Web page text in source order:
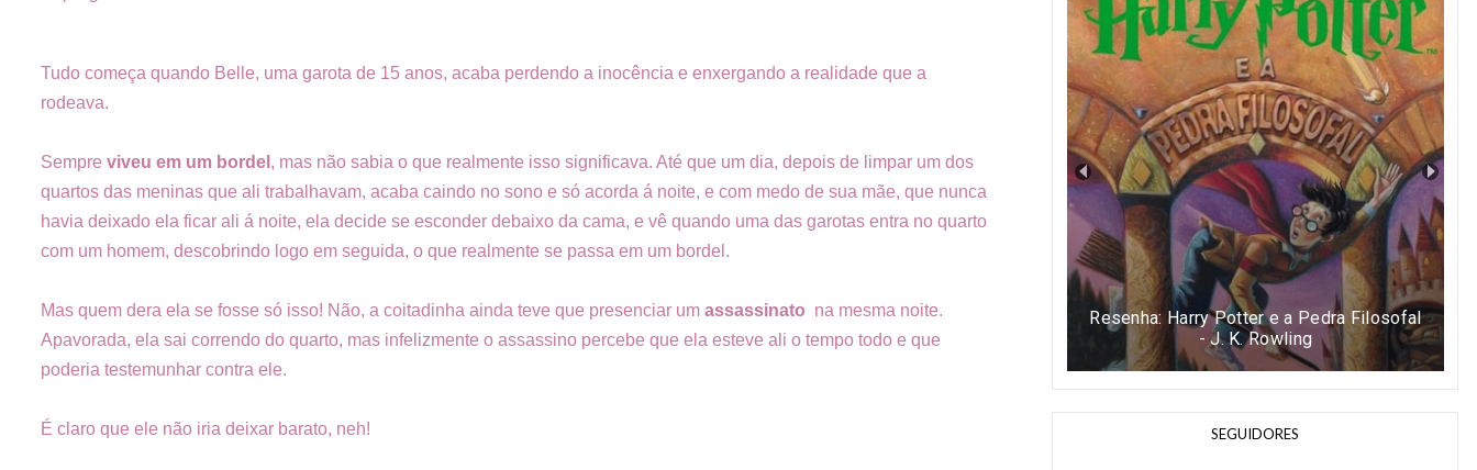
Tudo começa quando Belle, uma garota de 15 anos, acaba perdendo a inocência e enxergando a realidade que a
rodeava.
Sempre viveu em um bordel , mas não sabia o que realmente isso significava. Até que um dia, depois de limpar um dos
quartos das meninas que ali trabalhavam, acaba caindo no sono e só acorda á noite, e com medo de sua mãe, que nunca
havia deixado ela ficar ali á noite, ela decide se esconder debaixo da cama, e vê quando uma das garotas entra no quarto
com um homem, descobrindo logo em seguida, o que realmente se passa em um bordel.
Mas quem dera ela se fosse só isso! Não, a coitadinha ainda teve que presenciar um assassinato na mesma noite.
Apavorada, ela sai correndo do quarto, mas infelizmente o assassino percebe que ela esteve ali o tempo todo e que
poderia testemunhar contra ele.
É claro que ele não iria deixar barato, neh!
Resenha: Harry Potter e a Pedra Filosofal
- J. K. Rowling
SEGUIDORES